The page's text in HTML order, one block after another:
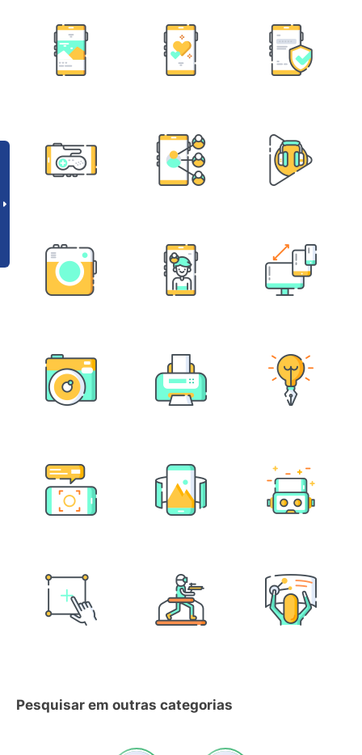
Pesquisar em outras categorias